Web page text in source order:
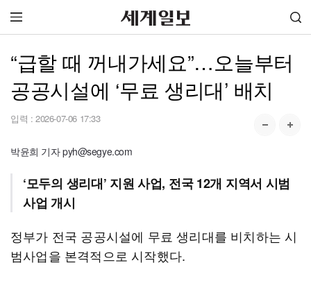
“급할 때 꺼내가세요”…오늘부터
공공시설에 ‘무료 생리대’ 배치
입력 : 2026-07-06 17:33
박윤희 기자 pyh@segye.com
‘모두의 생리대’ 지원 사업, 전국 12개 지역서 시범
사업 개시
정부가 전국 공공시설에 무료 생리대를 비치하는 시
범사업을 본격적으로 시작했다.